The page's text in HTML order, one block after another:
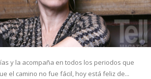
y la acompaña en todos los periodos que
el camino no fue fácil, hoy está feliz de...